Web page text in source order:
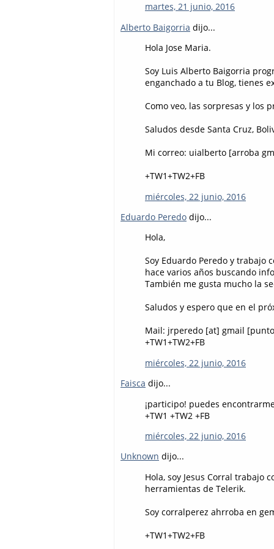
martes, 21 junio, 2016
Alberto Baigorria dijo...
Hola Jose Maria.
Soy Luis Alberto Baigorria
enganchado a tu Blog, tienes
Como veo, las sorpresas y los
Saludos desde Santa Cruz,
Mi correo: uialberto [arroba
+TW1+TW2+FB
miércoles, 22 junio, 2016
Eduardo Peredo dijo...
Hola,
Soy Eduardo Peredo y trabajo
hace varios años buscando
También me gusta mucho la
Saludos y espero que en el
Mail: jrperedo [at] gmail
+TW1+TW2+FB
miércoles, 22 junio, 2016
Faisca dijo...
¡participo! puedes
+TW1 +TW2 +FB
miércoles, 22 junio, 2016
Unknown dijo...
Hola, soy Jesus Corral trabajo
herramientas de Telerik.
Soy corralperez ahrroba en
+TW1+TW2+FB